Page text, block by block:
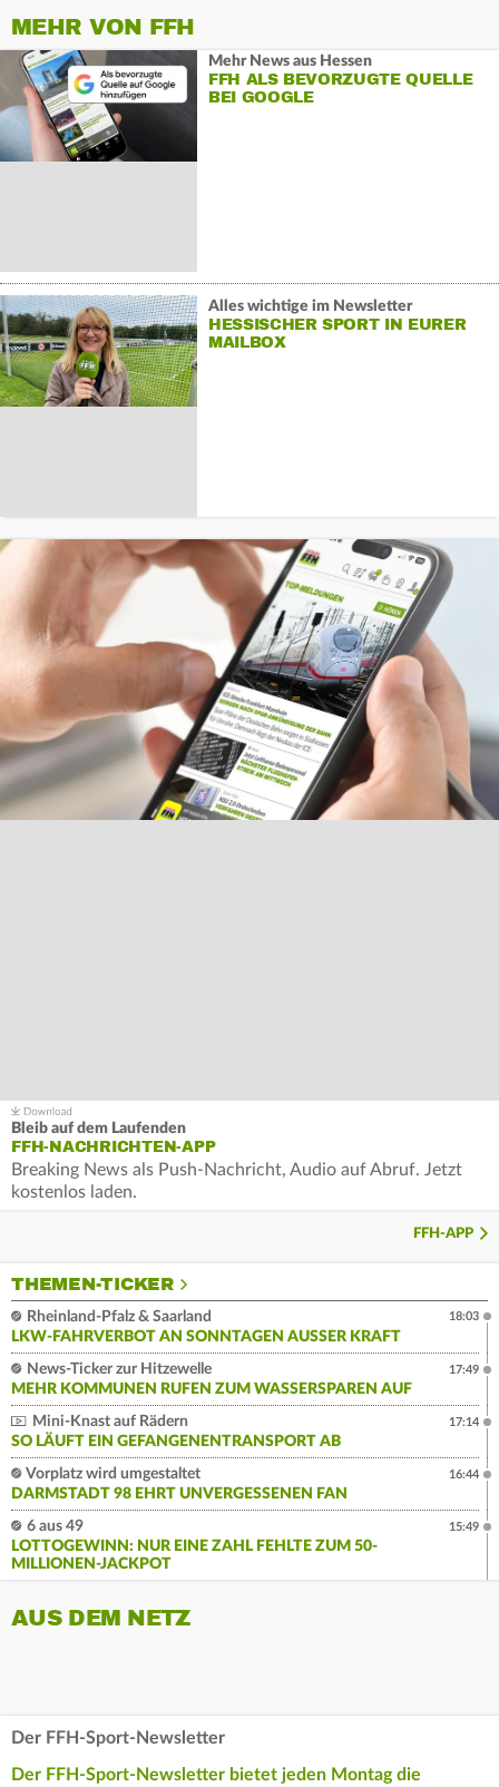
MEHR VON FFH
Mehr News aus Hessen
FFH ALS BEVORZUGTE QUELLE
BEI GOOGLE
Alles wichtige im Newsletter
HESSISCHER SPORT IN EURER
MAILBOX
Bleib auf dem Laufenden
FFH-NACHRICHTEN-APP
Breaking News als Push-Nachricht, Audio auf Abruf. Jetzt
kostenlos laden.
FFH-APP
THEMEN-TICKER
Rheinland-Pfalz & Saarland
LKW-FAHRVERBOT AN SONNTAGEN AUSSER KRAFT
18:03
News-Ticker zur Hitzewelle
MEHR KOMMUNEN RUFEN ZUM WASSERSPAREN AUF
17:49
Mini-Knast auf Rädern
SO LÄUFT EIN GEFANGENENTRANSPORT AB
17:14
Vorplatz wird umgestaltet
DARMSTADT 98 EHRT UNVERGESSENEN FAN
16:44
6 aus 49
LOTTOGEWINN: NUR EINE ZAHL FEHLTE ZUM 50-
MILLIONEN-JACKPOT
15:49
AUS DEM NETZ
Der FFH-Sport-Newsletter
Der FFH-Sport-Newsletter bietet jeden Montag die